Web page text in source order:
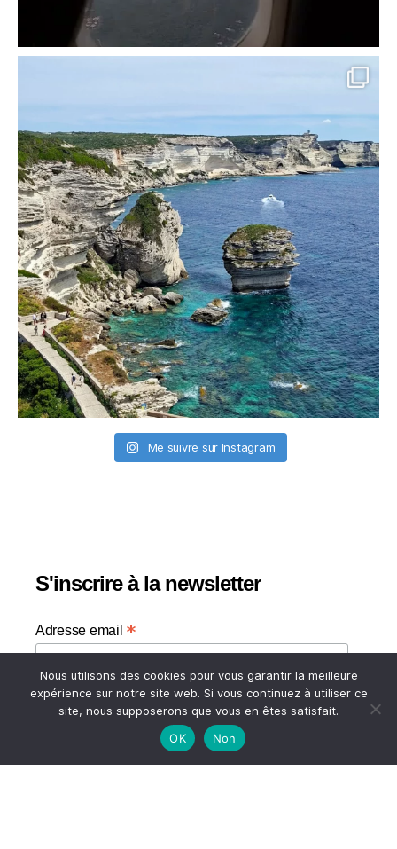
Me suivre sur Instagram
S'inscrire à la newsletter
Adresse email *
Votre adresse email
Nous utilisons des cookies pour vous garantir la meilleure
expérience sur notre site web. Si vous continuez à utiliser ce
site, nous supposerons que vous en êtes satisfait.
OK
Non